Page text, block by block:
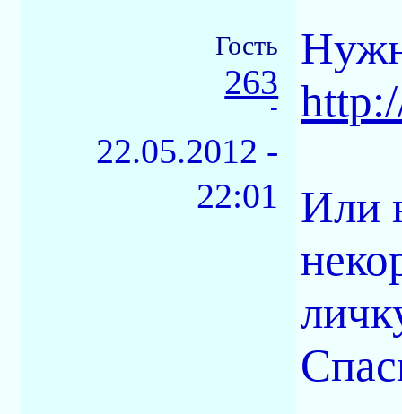
Гость
263
-
22.05.2012 -
22:01
Или